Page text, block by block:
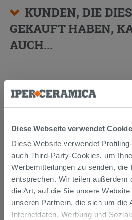
Diese Webseite verwendet
Diese Website verwendet
auch Third-Party-Cookies, um
Werbemitteilungen zu senden, die
entsprechen. Wir teilen außerdem
die Art, auf die Sie unsere
unseren Partnern, die sich um die
Internetdaten, Werbung und
KUNDEN, DIE
GEKAUFT HABEN,
AUCH...
Mehrzweckkleber Weiss
Kerakoll H40 No Limits
26,99 € /STK.